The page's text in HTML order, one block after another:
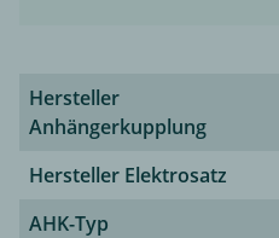
Hersteller
Anhängerkupplung
Hersteller Elektrosatz
AHK-Typ